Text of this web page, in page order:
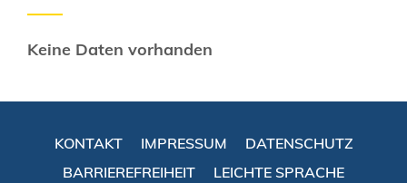
Keine Daten vorhanden
KONTAKT IMPRESSUM
DATENSCHUTZ
BARRIEREFREIHEIT
LEICHTE SPRACHE